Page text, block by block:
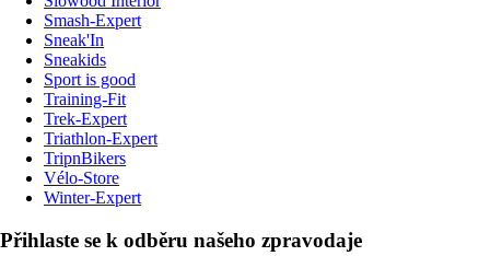
Smash-Expert
Sneak'In
Sneakids
Sport is good
Training-Fit
Trek-Expert
Triathlon-Expert
TripnBikers
Vélo-Store
Winter-Expert
Přihlaste se k odběru našeho zpravodaje